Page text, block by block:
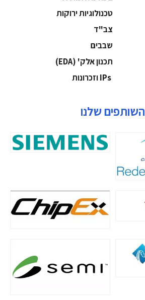
‫טכנולוגיות ירוקות‬
‫צב"ד‬
‫שבבים‬
‫תכנון אלק' (‪(EDA‬‬
השותפים שלנו